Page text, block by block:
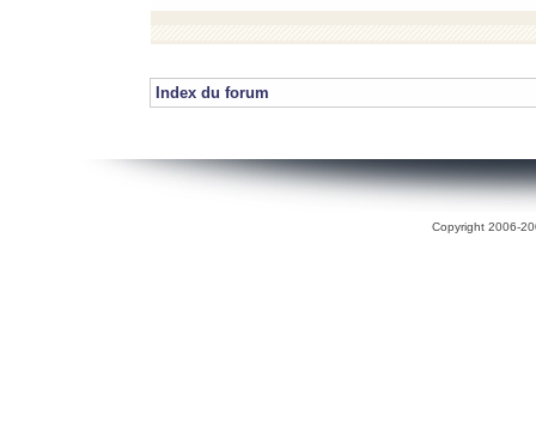
Index du forum
Copyright 2006-